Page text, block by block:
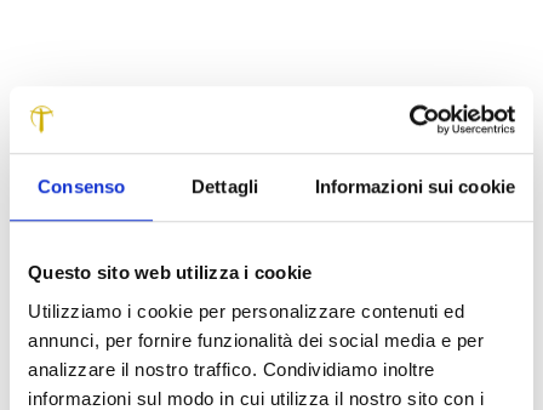
Consenso Dettagli Informazioni sui cookie
Questo sito web utilizza i cookie
Utilizziamo i cookie per personalizzare contenuti ed
annunci, per fornire funzionalità dei social media e per
analizzare il nostro traffico. Condividiamo inoltre
informazioni sul modo in cui utilizza il nostro sito con i
Condividi su: